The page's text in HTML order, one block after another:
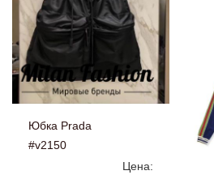
Юбка Prada
#v2150
Цена: